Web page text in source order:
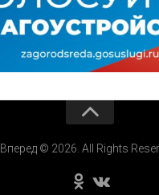
Вперед © 2026. All Rights